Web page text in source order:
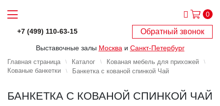
0
+7 (499) 110-63-15 Обратный звонок
Выставочные залы Москва и Санкт-Петербург
Главная страница Каталог
Кованая мебель для прихожей
Кованые банкетки
Банкетка с кованой спинкой Чай
БАНКЕТКА С КОВАНОЙ СПИНКОЙ ЧАЙ